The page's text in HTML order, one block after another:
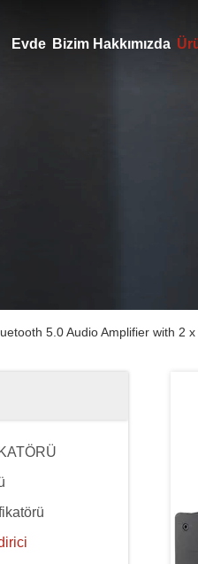
Evde Bizim Hakkımızda
5.0 Audio Amplifier with 2